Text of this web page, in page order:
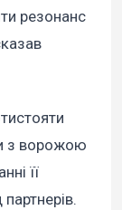
резонанс
з ворожою
її